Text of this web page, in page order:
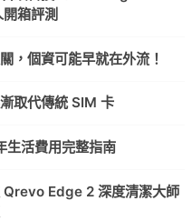
箱評測
，個資可能早就在外流！
取代傳統 SIM 卡
生活費用完整指南
Qrevo Edge 2 深度清潔大師